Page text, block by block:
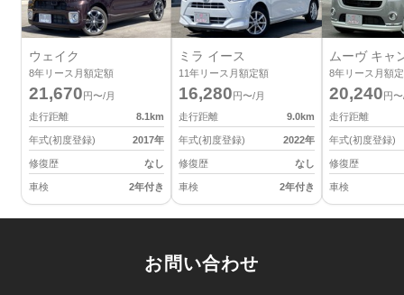
ウェイク
8年リース月額定額
21,670円〜/月
走行距離
8.1km
年式(初度登録) 2017年
修復歴 なし
車検 2年付き
ミラ イース
11年リース月額定額
16,280円〜/月
走行距離
9.0km
年式(初度登録) 2022年
修復歴 なし
車検 2年付き
ムーヴ キャ
8年リース月額
20,240円
走行距離
年式(初度登録)
修復歴
車検
お問い合わせ